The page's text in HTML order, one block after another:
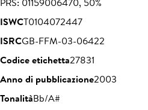
ISWCT0104072447
ISRCGB-FFM-03-06422
Codice etichetta27831
Anno di pubblicazione2003
TonalitàBb/A#